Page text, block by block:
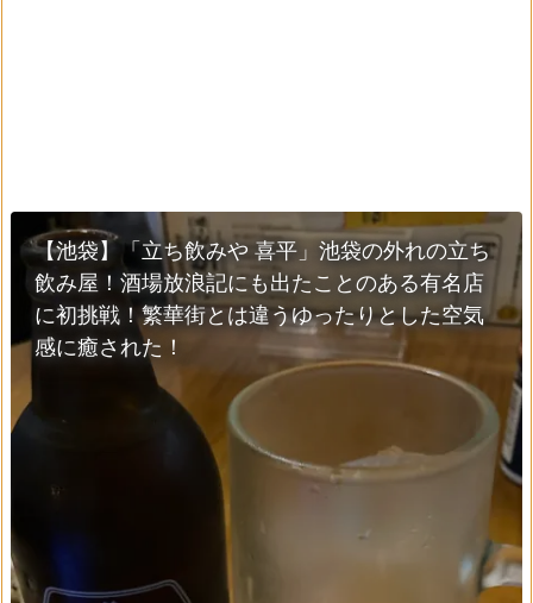
【池袋】「立ち飲みや 喜平」池袋の外れの立ち
飲み屋！酒場放浪記にも出たことのある有名店
に初挑戦！繁華街とは違うゆったりとした空気
感に癒された！